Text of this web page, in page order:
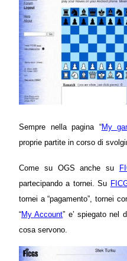
Sempre nella pagina “My
proprie partite in corso di
Come su OGS anche su
partecipando a tornei. Su
tornei a “pagamento”, tornei
“My Account” e’ spiegato nel
cosa servono.